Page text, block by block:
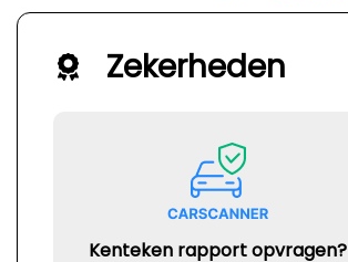
Zekerheden
Kenteken rapport opvragen?